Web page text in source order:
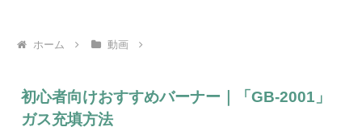
ホーム 動画
初心者向けおすすめバーナー｜「GB-2001」
ガス充填方法